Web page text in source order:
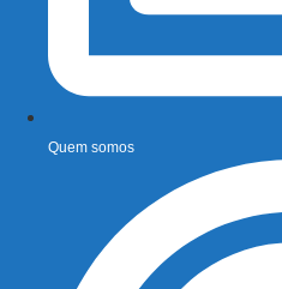
Quem somos